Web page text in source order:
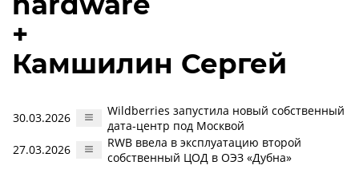
+
Камшилин Сергей
30.03.2026
Wildberries запустила новый собственный
дата-центр под Москвой
27.03.2026
RWB ввела в эксплуатацию второй
собственный ЦОД в ОЭЗ «Дубна»